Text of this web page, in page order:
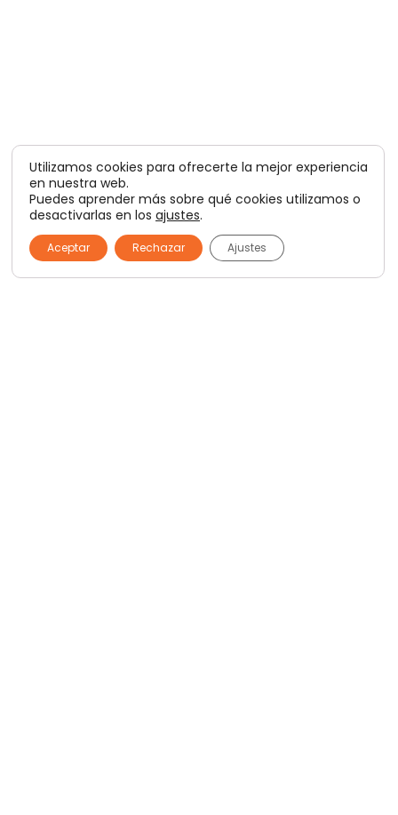
Utilizamos cookies para ofrecerte la mejor experiencia
en nuestra web.
Puedes aprender más sobre qué cookies utilizamos o
desactivarlas en los ajustes.
Aceptar Rechazar Ajustes